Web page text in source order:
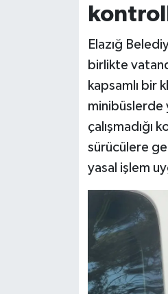
Elazığ
birlikte
kapsamlı bir
minibüslerde
çalışmadığı
sürücülere
yasal işlem
Televizyon